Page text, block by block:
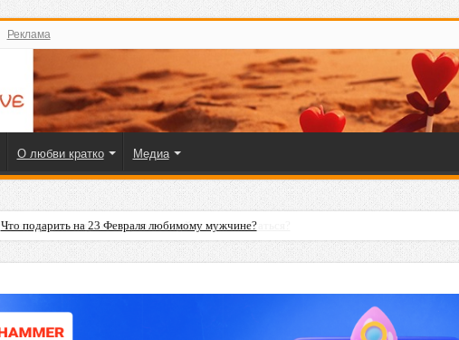
Реклама
О любви кратко Медиа
Что подарить на 23 Февраля любимому мужчине?